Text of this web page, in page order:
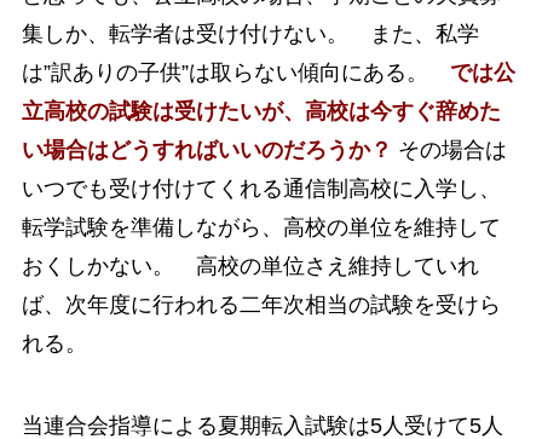
集しか、転学者は受け付けない。 また、私学
は”訳ありの子供”は取らない傾向にある。 では公
立高校の試験は受けたいが、高校は今すぐ辞めた
い場合はどうすればいいのだろうか？ その場合は
いつでも受け付けてくれる通信制高校に入学し、
転学試験を準備しながら、高校の単位を維持して
おくしかない。 高校の単位さえ維持していれ
ば、次年度に行われる二年次相当の試験を受けら
れる。
当連合会指導による夏期転入試験は5人受けて5人